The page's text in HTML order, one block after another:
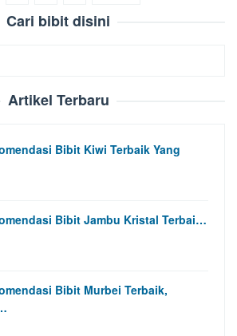
Cari bibit disini
Artikel Terbaru
Bibit Kiwi Terbaik Yang
Bibit Jambu Kristal Terbai…
Bibit Murbei Terbaik,